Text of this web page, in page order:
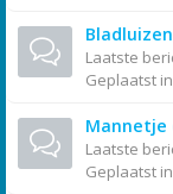
Bladluizen
Laatste
Geplaatst in
Laatste
Geplaatst in